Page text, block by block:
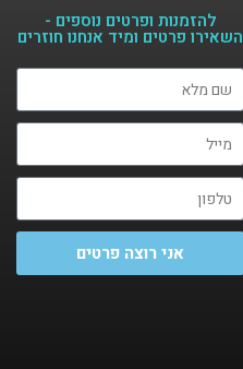
להזמנות ופרטים נוספים -
השאירו פרטים ומיד אנחנו חוזרים​
אני רוצה פרטים